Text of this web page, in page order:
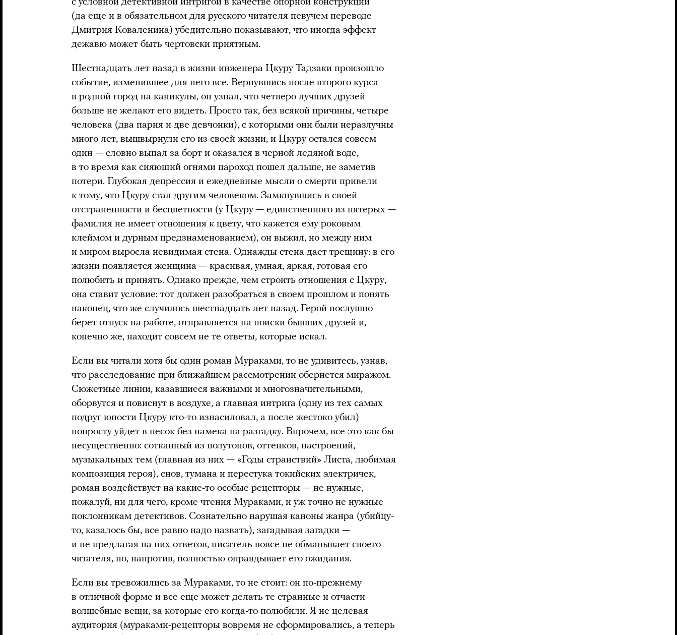
с условной детективной интригой в качестве опорной конструкции
(да еще и в обязательном для русского читателя певучем переводе
Дмитрия Коваленина) убедительно показывают, что иногда эффект
дежавю может быть чертовски приятным.
Шестнадцать лет назад в жизни инженера Цкуру Тадзаки произошло
событие, изменившее для него все. Вернувшись после второго курса
в родной город на каникулы, он узнал, что четверо лучших друзей
больше не желают его видеть. Просто так, без всякой причины, четыре
человека (два парня и две девчонки), с которыми они были неразлучны
много лет, вышвырнули его из своей жизни, и Цкуру остался совсем
один — словно выпал за борт и оказался в черной ледяной воде,
в то время как сияющий огнями пароход пошел дальше, не заметив
потери. Глубокая депрессия и ежедневные мысли о смерти привели
к тому, что Цкуру стал другим человеком. Замкнувшись в своей
отстраненности и бесцветности (у Цкуру — единственного из пятерых —
фамилия не имеет отношения к цвету, что кажется ему роковым
клеймом и дурным предзнаменованием), он выжил, но между ним
и миром выросла невидимая стена. Однажды стена дает трещину: в его
жизни появляется женщина — красивая, умная, яркая, готовая его
полюбить и принять. Однако прежде, чем строить отношения с Цкуру,
она ставит условие: тот должен разобраться в своем прошлом и понять
наконец, что же случилось шестнадцать лет назад. Герой послушно
берет отпуск на работе, отправляется на поиски бывших друзей и,
конечно же, находит совсем не те ответы, которые искал.
Если вы читали хотя бы один роман Мураками, то не удивитесь, узнав,
что расследование при ближайшем рассмотрении обернется миражом.
Сюжетные линии, казавшиеся важными и многозначительными,
оборвутся и повиснут в воздухе, а главная интрига (одну из тех самых
подруг юности Цкуру кто-то изнасиловал, а после жестоко убил)
попросту уйдет в песок без намека на разгадку. Впрочем, все это как бы
несущественно: сотканный из полутонов, оттенков, настроений,
музыкальных тем (главная из них — «Годы странствий» Листа, любимая
композиция героя), снов, тумана и перестука токийских электричек,
роман воздействует на какие-то особые рецепторы — не нужные,
пожалуй, ни для чего, кроме чтения Мураками, и уж точно не нужные
поклонникам детективов. Сознательно нарушая каноны жанра (убийцу-
то, казалось бы, все равно надо назвать), загадывая загадки —
и не предлагая на них ответов, писатель вовсе не обманывает своего
читателя, но, напротив, полностью оправдывает его ожидания.
Если вы тревожились за Мураками, то не стоит: он по-прежнему
в отличной форме и все еще может делать те странные и отчасти
волшебные вещи, за которые его когда-то полюбили. Я не целевая
аудитория (мураками-рецепторы вовремя не сформировались, а теперь